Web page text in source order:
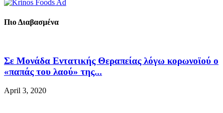
Πιο Διαβασμένα
Σε Μονάδα Εντατικής Θεραπείας λόγω κορωνοϊού ο
«παπάς του λαού» της...
April 3, 2020